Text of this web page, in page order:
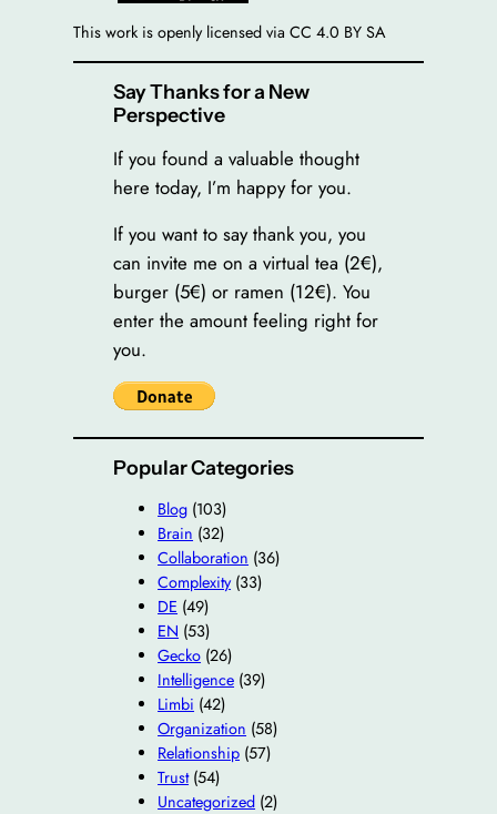
This work is openly licensed via CC 4.0 BY SA
Say Thanks for a New
Perspective
If you found a valuable thought
here today, I’m happy for you.
If you want to say thank you, you
can invite me on a virtual tea (2€),
burger (5€) or ramen (12€). You
enter the amount feeling right for
you.
Popular Categories
Blog (103)
Brain (32)
Collaboration (36)
Complexity(33)
DE (49)
EN (53)
Gecko (26)
Intelligence (39)
Limbi (42)
Organization (58)
Relationship (57)
Trust(54)
Uncategorized (2)